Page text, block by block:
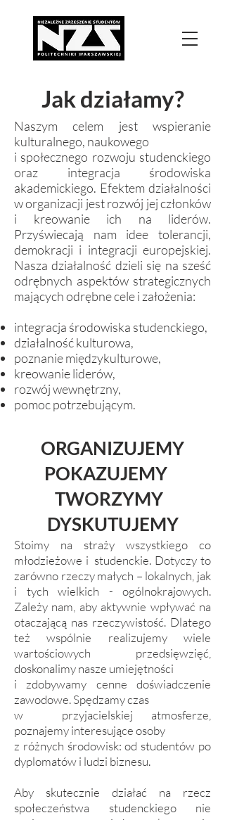
Jak działamy?
Naszym celem jest wspieranie
kulturalnego, naukowego
i społecznego rozwoju studenckiego
oraz integracja środowiska
akademickiego. Efektem działalności
w organizacji jest rozwój jej członków
i kreowanie ich na liderów.
Przyświecają nam idee tolerancji,
demokracji i integracji europejskiej.
Nasza działalność dzieli się na sześć
odrębnych aspektów strategicznych
mających odrębne cele i założenia:
integracja środowiska studenckiego,
działalność kulturowa,
poznanie międzykulturowe,
kreowanie liderów,
rozwój wewnętrzny,
pomoc potrzebującym.
ORGANIZUJEMY
POKAZUJEMY
TWORZYMY
DYSKUTUJEMY
Stoimy na straży wszystkiego co
młodzieżowe i studenckie. Dotyczy to
zarówno rzeczy małych – lokalnych, jak
i tych wielkich - ogólnokrajowych.
Zależy nam, aby aktywnie wpływać na
otaczającą nas rzeczywistość. Dlatego
też wspólnie realizujemy wiele
wartościowych przedsięwzięć,
doskonalimy nasze umiejętności
i zdobywamy cenne doświadczenie
zawodowe. Spędzamy czas
w przyjacielskiej atmosferze,
poznajemy interesujące osoby
z różnych środowisk: od studentów po
dyplomatów i ludzi biznesu.
Aby skutecznie działać na rzecz
społeczeństwa studenckiego nie